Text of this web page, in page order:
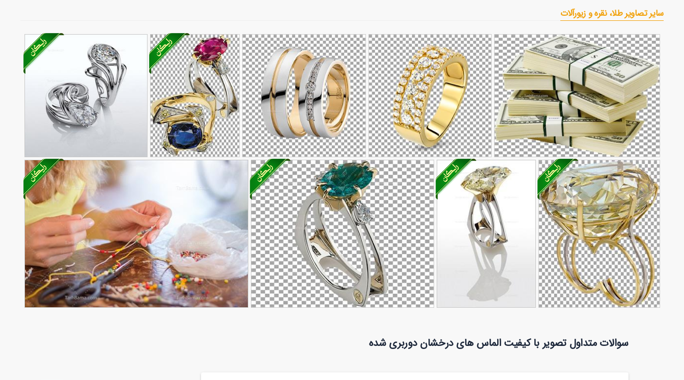
سایر تصاویر طلا، نقره و زیورآلات
تصویر با کیفیت پول دلار تومان
314
عکس حلقه ازدواج تومان
90,000
62
تصویر با کیفیت النگو های
زیبای زنانه
تومان
90,000
62
تصویر دوربری شده
دو انگشتر زیبا57
تصویر با کیفیت انگشتر نقره ای
بری شده مجلسی زنانه
با نگین زیبا 26
61
سوالات متداول تصویر با کیفیت الماس های درخشان دوربری شده